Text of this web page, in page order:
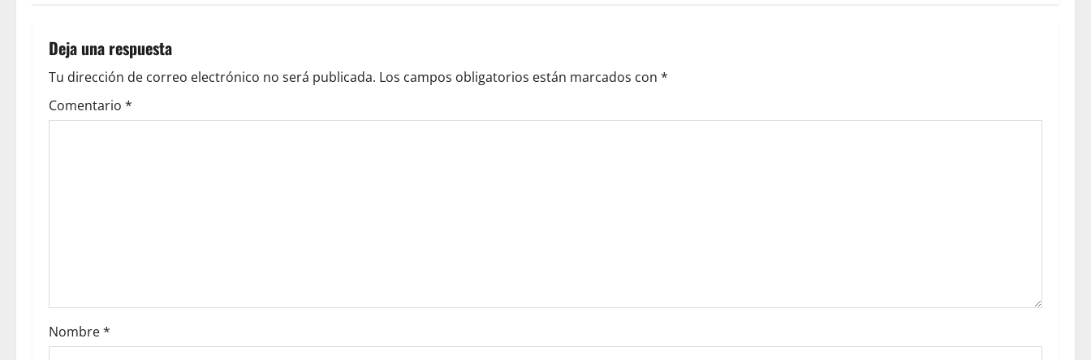
Deja una respuesta
Tu dirección de correo electrónico no será publicada. Los campos obligatorios están marcados con *
Comentario *
Nombre*